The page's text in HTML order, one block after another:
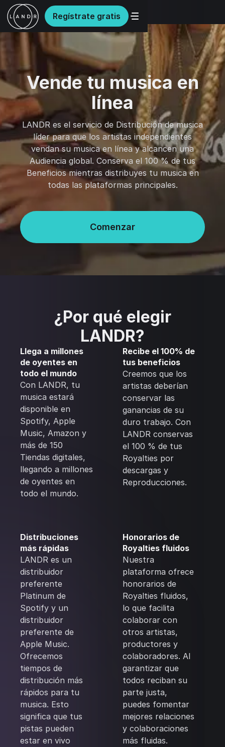
Regístrate gratis
Vende tu musica en
línea
LANDR es el servicio de Distribución de musica
líder para que los artistas independientes
vendan su musica en línea y alcancen una
Audiencia global. Conserva el 100 % de tus
Beneficios mientras distribuyes tu musica en
todas las plataformas principales.
Comenzar
¿Por qué elegir
LANDR?
Llega a millones
de oyentes en
todo el mundo
Con LANDR, tu
musica estará
disponible en
Spotify, Apple
Music, Amazon y
más de 150
Tiendas digitales,
llegando a millones
de oyentes en
todo el mundo.
Recibe el 100% de
tus beneficios
Creemos que los
artistas deberían
conservar las
ganancias de su
duro trabajo. Con
LANDR conservas
el 100 % de tus
Royalties por
descargas y
Reproducciones.
Distribuciones
más rápidas
LANDR es un
distribuidor
preferente
Platinum de
Spotify y un
distribuidor
preferente de
Apple Music.
Ofrecemos
tiempos de
distribución más
rápidos para tu
musica. Esto
significa que tus
pistas pueden
estar en vivo
Honorarios de
Royalties fluidos
Nuestra
plataforma ofrece
honorarios de
Royalties fluidos,
lo que facilita
colaborar con
otros artistas,
productores y
colaboradores. Al
garantizar que
todos reciban su
parte justa,
puedes fomentar
mejores relaciones
y colaboraciones
más fluidas.